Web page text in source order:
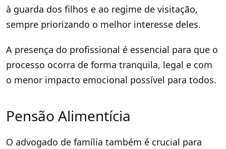
à guarda dos filhos e ao regime de visitação,
sempre priorizando o melhor interesse deles.
A presença do profissional é essencial para que o
processo ocorra de forma tranquila, legal e com
o menor impacto emocional possível para todos.
Pensão Alimentícia
O advogado de família também é crucial para